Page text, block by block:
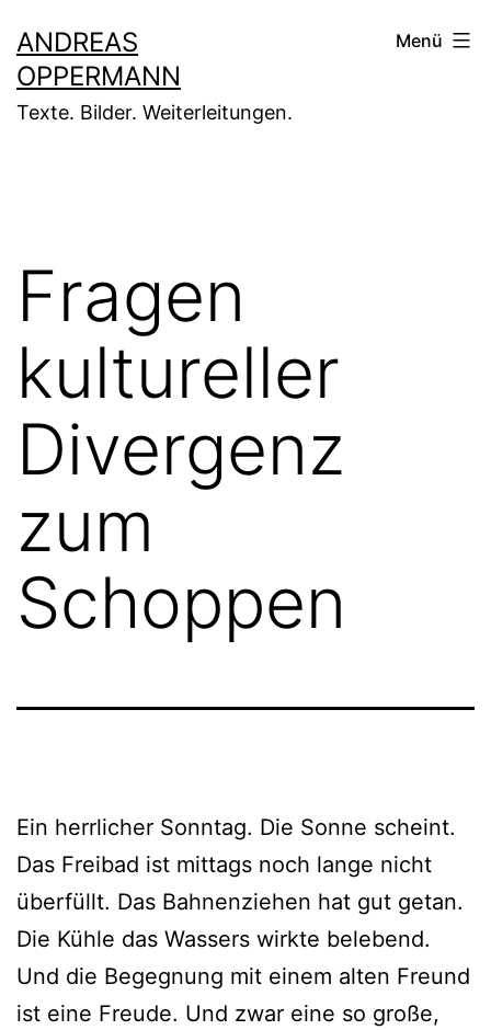
Inhalt
springen
ANDREAS
OPPERMANN
Texte. Bilder. Weiterleitungen.
Menü
Fragen
kultureller
Divergenz
zum
Schoppen
Ein herrlicher Sonntag. Die Sonne scheint.
Das Freibad ist mittags noch lange nicht
überfüllt. Das Bahnenziehen hat gut getan.
Die Kühle das Wassers wirkte belebend.
Und die Begegnung mit einem alten Freund
ist eine Freude. Und zwar eine so große,